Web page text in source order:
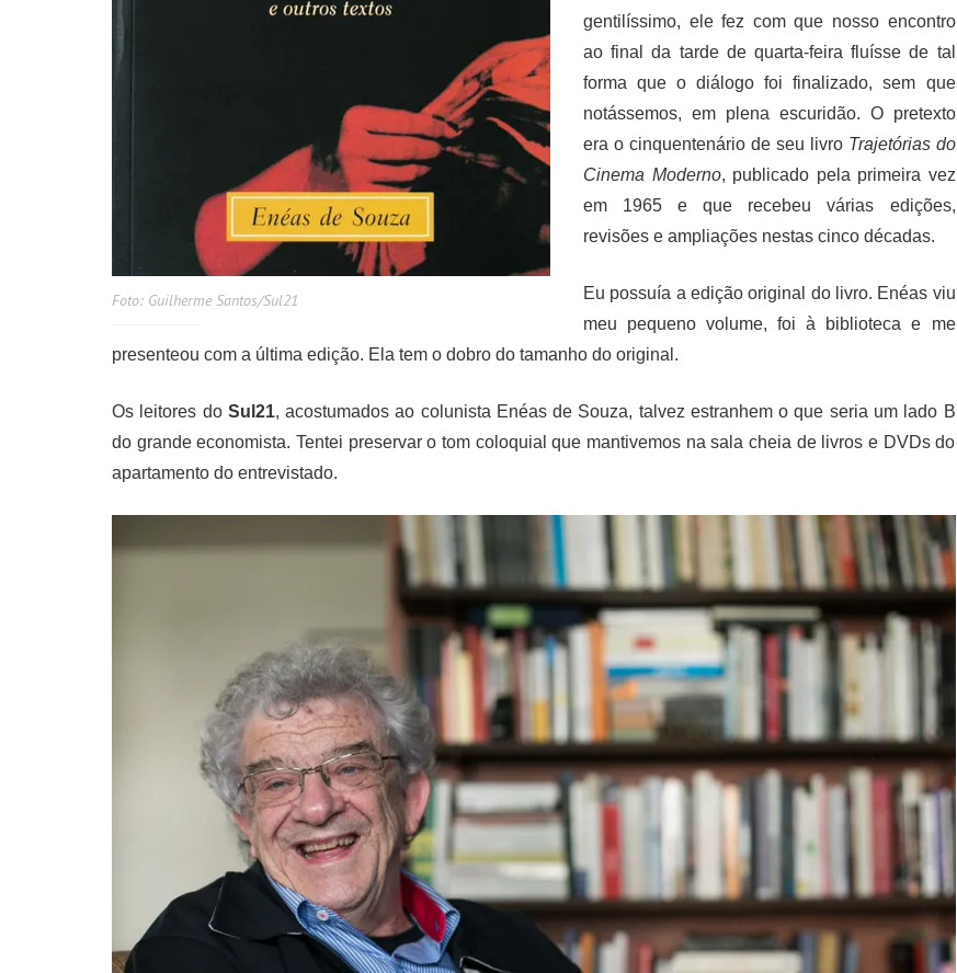
Foto: Guilherme Santos/Sul21
gentilíssimo, ele fez com que nosso encontro
ao final da tarde de quarta-feira fluísse de tal
forma que o diálogo foi finalizado, sem que
notássemos, em plena escuridão. O pretexto
era o cinquentenário de seu livro Trajetórias do
Cinema Moderno, publicado pela primeira vez
em 1965 e que recebeu várias edições,
revisões e ampliações nestas cinco décadas.
Eu possuía a edição original do livro. Enéas viu
meu pequeno volume, foi à biblioteca e me
presenteou com a última edição. Ela tem o dobro do tamanho do original.
Os leitores do Sul21, acostumados ao colunista Enéas de Souza, talvez estranhem o que seria um lado B
do grande economista. Tentei preservar o tom coloquial que mantivemos na sala cheia de livros e DVDs do
apartamento do entrevistado.